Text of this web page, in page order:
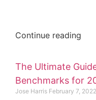
Continue reading
The Ultimate
Benchmarks for
Jose Harris February 7, 2022